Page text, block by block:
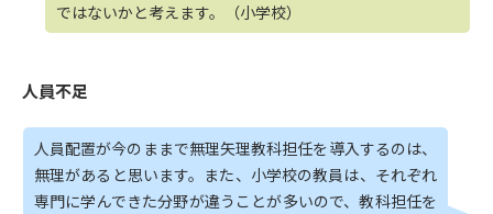
ではないかと考えます。（小学校）
人員不足
人員配置が今のままで無理矢理教科担任を導入するのは、
無理があると思います。また、小学校の教員は、それぞれ
専門に学んできた分野が違うことが多いので、教科担任を